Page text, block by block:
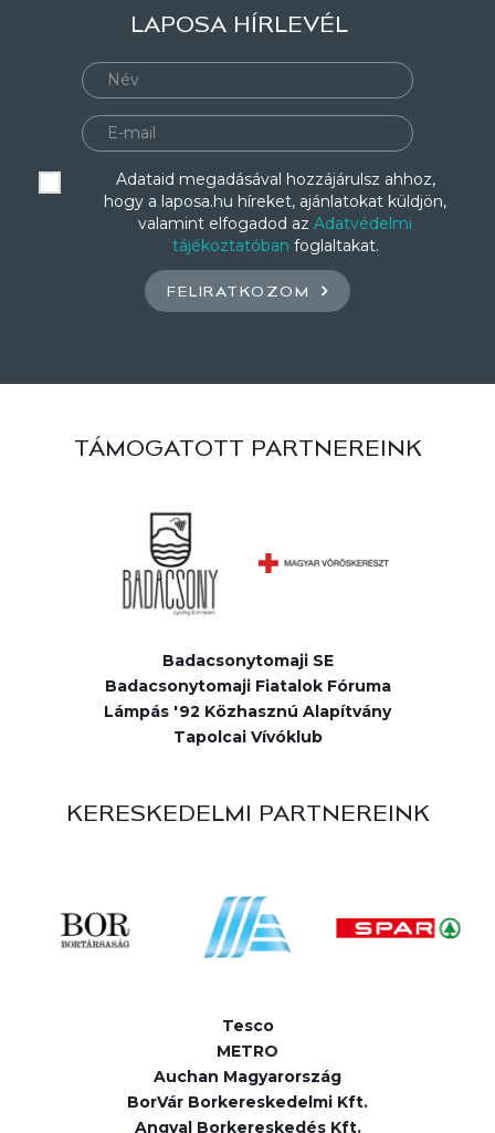
LAPOSA HÍRLEVÉL
Adataid megadásával hozzájárulsz ahhoz,
hogy a laposa.hu híreket, ajánlatokat küldjön,
valamint elfogadod az Adatvédelmi
tájékoztatóban foglaltakat.
FELIRATKOZOM
TÁMOGATOTT PARTNEREINK
Badacsonytomaji SE
Badacsonytomaji Fiatalok Fóruma
Lámpás '92 Közhasznú Alapítvány
Tapolcai Vívóklub
KERESKEDELMI PARTNEREINK
Tesco
METRO
Auchan Magyarország
BorVár Borkereskedelmi Kft.
Angyal Borkereskedés Kft.